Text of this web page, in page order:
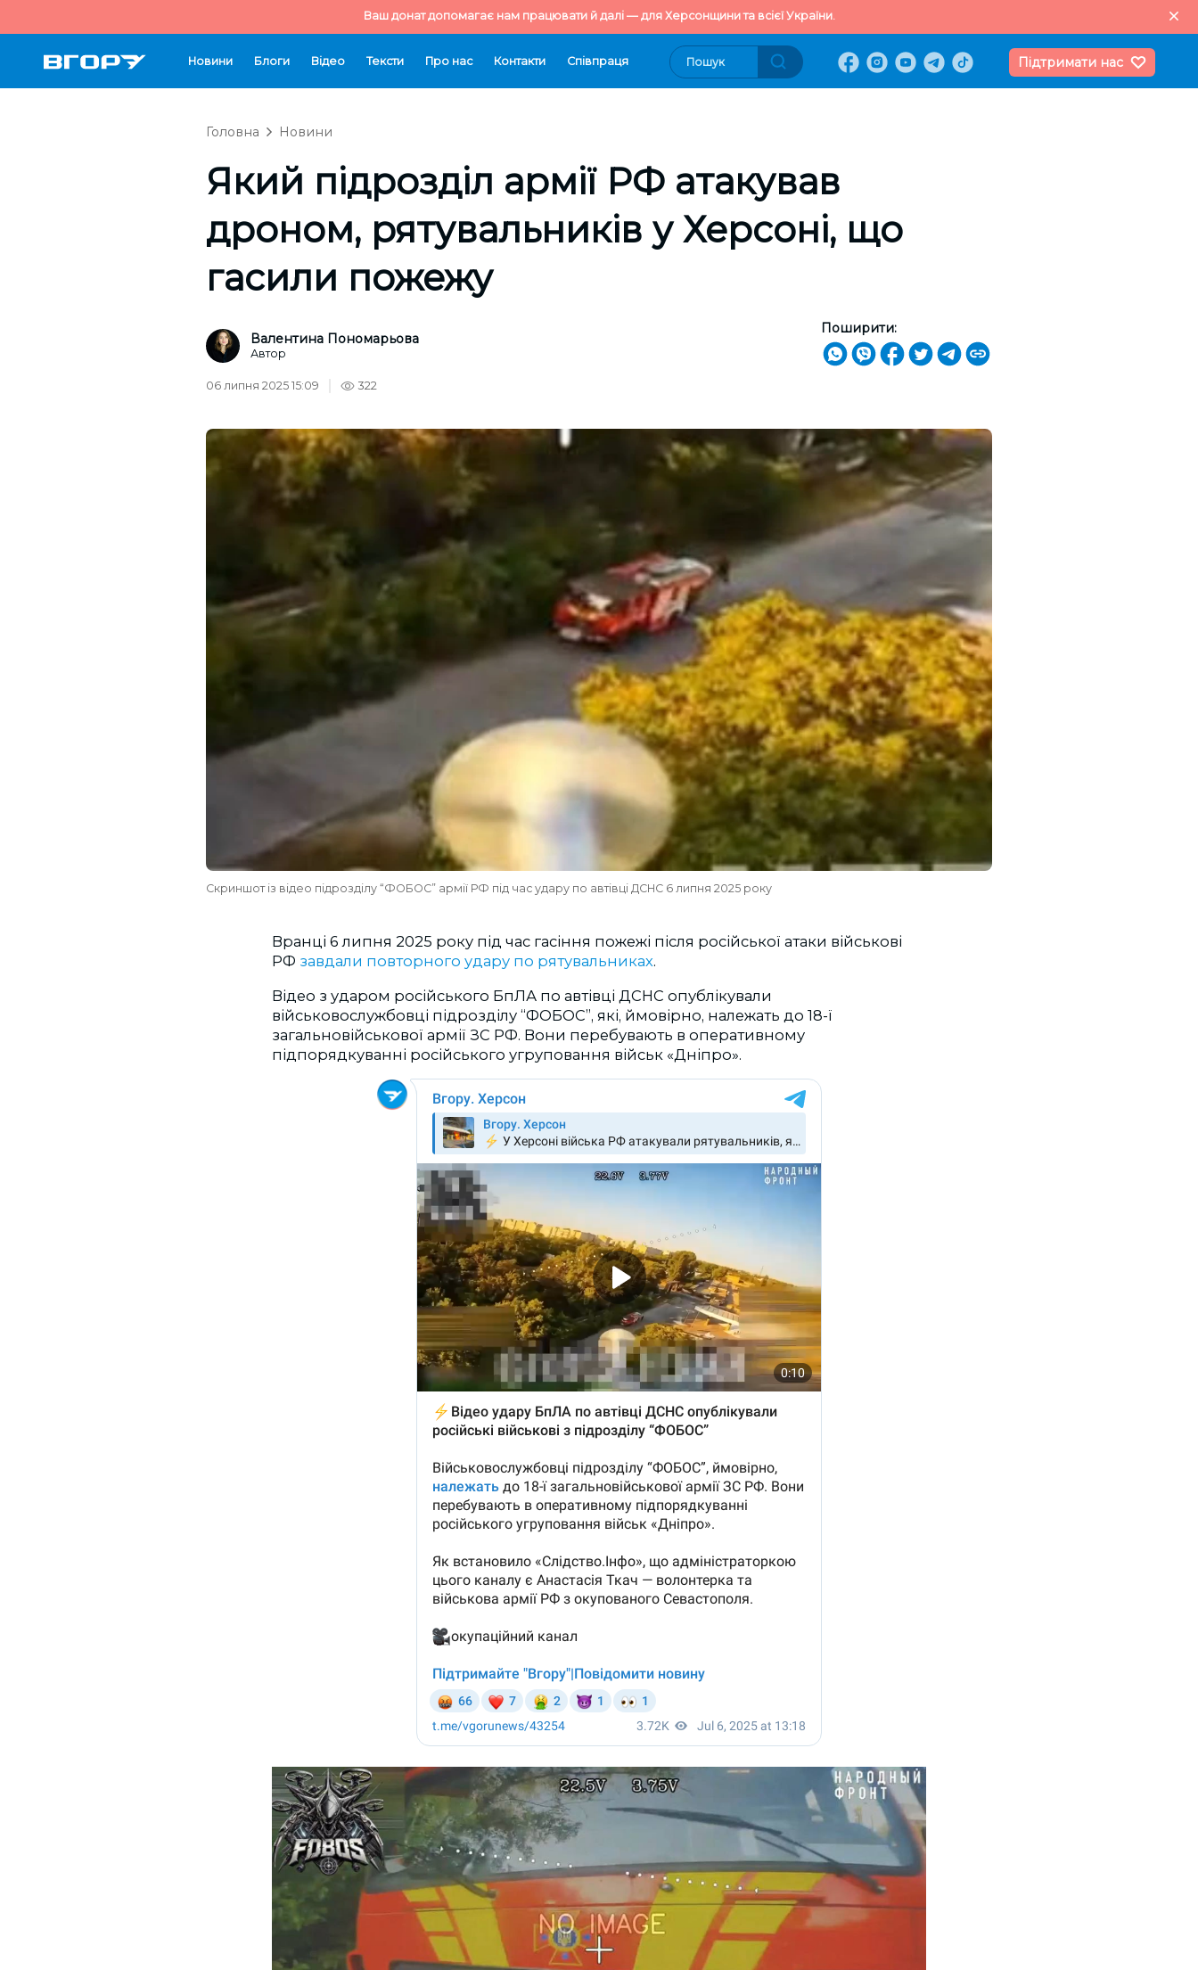
Ваш донат допомагає нам працювати й далі — для Херсонщини та всієї України.
Новини Блоги Відео Тексти Про нас Контакти Cпівпраця Підтримати нас
Головна Новини
Який підрозділ армії РФ атакував
дроном, рятувальників у Херсоні, що
гасили пожежу
Валентина Пономарьова
Автор
Поширити:
06 липня 2025 15:09 322
Скриншот із відео підрозділу “ФОБОС” армії РФ під час удару по автівці ДСНС 6 липня 2025 року
Вранці 6 липня 2025 року під час гасіння пожежі після російської атаки військові
РФ завдали повторного удару по рятувальниках.
Відео з ударом російського БпЛА по автівці ДСНС опублікували
військовослужбовці підрозділу “ФОБОС”, які, ймовірно, належать до 18-ї
загальновійськової армії ЗС РФ. Вони перебувають в оперативному
підпорядкуванні російського угруповання військ «Дніпро».